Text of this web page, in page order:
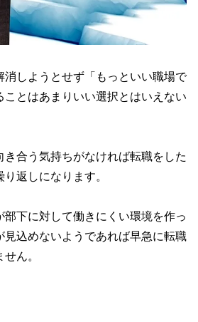
しようとせず「もっといい職場で
とはあまりいい選択とはいえない
合う気持ちがなければ転職をした
返しになります。
下に対して働きにくい環境を作っ
込めないようであれば早急に転職
ん。